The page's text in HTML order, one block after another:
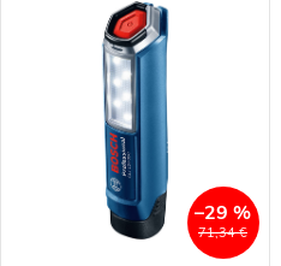
71,34 €
–29 %